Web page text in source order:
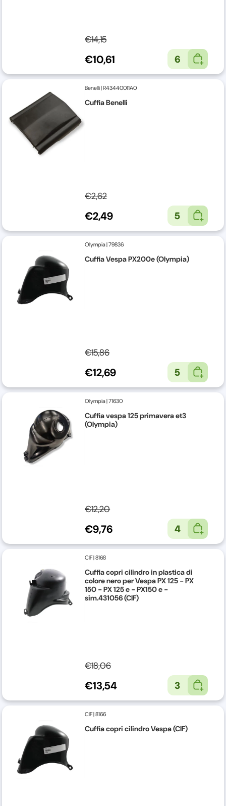
€14,15
€10,61 6
Benelli|R43440011A0
Cuffia Benelli
€2,62
€2,49 5
Olympia|79836
Cuffia Vespa PX200e (Olympia)
€15,86
€12,69 5
Olympia|71630
Cuffia vespa 125 primavera et3
(Olympia)
€12,20
€9,76 4
CIF|8168
Cuffia copri cilindro in plastica di
colore nero per Vespa PX 125 - PX
150 - PX 125 e - PX150 e -
sim.431056 (CIF)
€18,06
€13,54 3
CIF|8166
Cuffia copri cilindro Vespa (CIF)